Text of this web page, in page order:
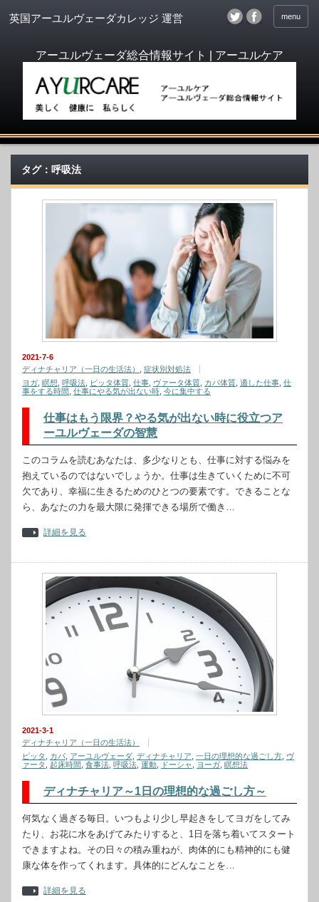
menu
英国アーユルヴェーダカレッジ 運営
タグ：呼吸法
2021-7-6
ディナチャリア（一日の生活法）
症状別対処法
ヨガ 瞑想 呼吸法 ピッタ体質 仕事 ヴァータ体質 カパ体質 適した仕事 仕
事をする時間 仕事にやる気が出ない時 今に集中する
仕事はもう限界？やる気が出ない時に役立つア
ーユルヴェーダの智慧
このコラムを読むあなたは、多少なりとも、仕事に対する悩みを
抱えているのではないでしょうか。仕事は生きていくために不可
欠であり、幸福に生きるためのひとつの要素です。できることな
ら、あなたの力を最大限に発揮できる場所で働き…
詳細を見る
2021-3-1
ディナチャリア（一日の生活法）
ピッタ
カパ アーユルヴェーダ ディナチャリア 一日の理想的な過ごし方 ヴ
ァータ
起床時間 食事法 呼吸法 運動 ドーシャ ヨーガ 瞑想法
ディナチャリア～1日の理想的な過ごし方～
何気なく過ぎる毎日。いつもより少し早起きをしてヨガをしてみ
たり、お花に水をあげてみたりすると、1日を落ち着いてスタート
できますよね。その日々の積み重ねが、肉体的にも精神的にも健
康な体を作ってくれます。具体的にどんなことを…
詳細を見る